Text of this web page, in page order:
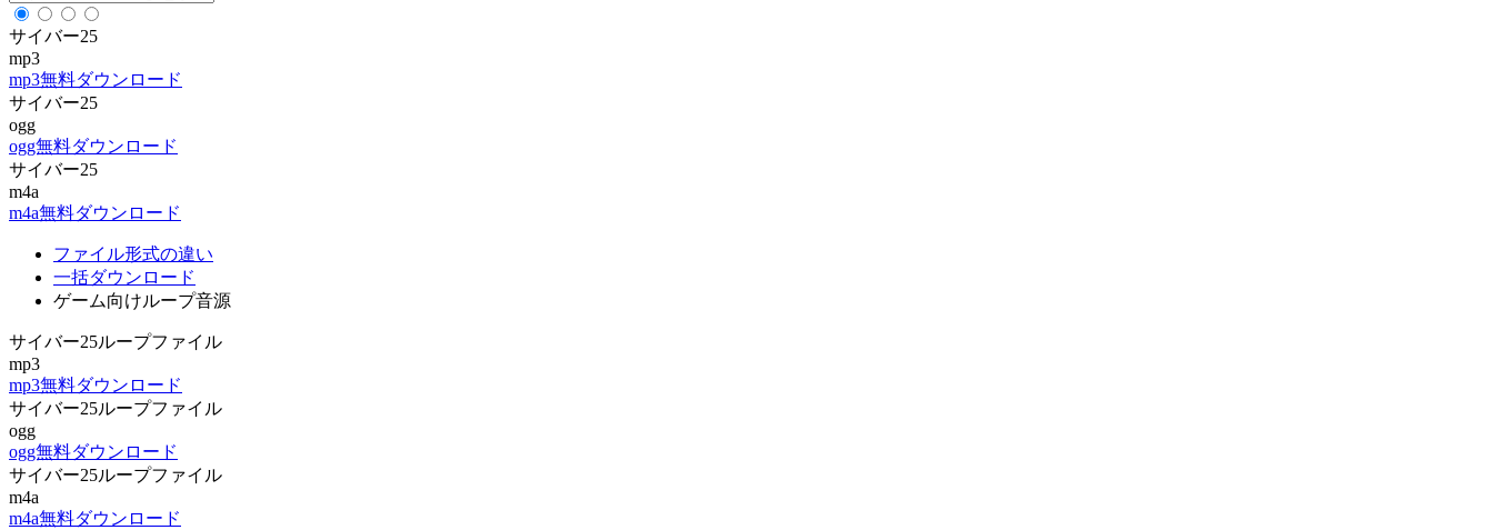
サイバー25
mp3
mp3無料ダウンロード
サイバー25
ogg
ogg無料ダウンロード
サイバー25
m4a
m4a無料ダウンロード
ファイル形式の違い
一括ダウンロード
ゲーム向けループ音源
サイバー25ループファイル
mp3
mp3無料ダウンロード
サイバー25ループファイル
ogg
ogg無料ダウンロード
サイバー25ループファイル
m4a
m4a無料ダウンロード